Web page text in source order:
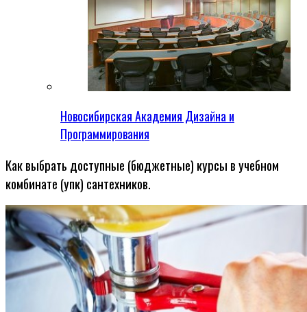
Новосибирская Академия Дизайна и
Программирования
Как выбрать доступные (бюджетные) курсы в учебном
комбинате (упк) сантехников.